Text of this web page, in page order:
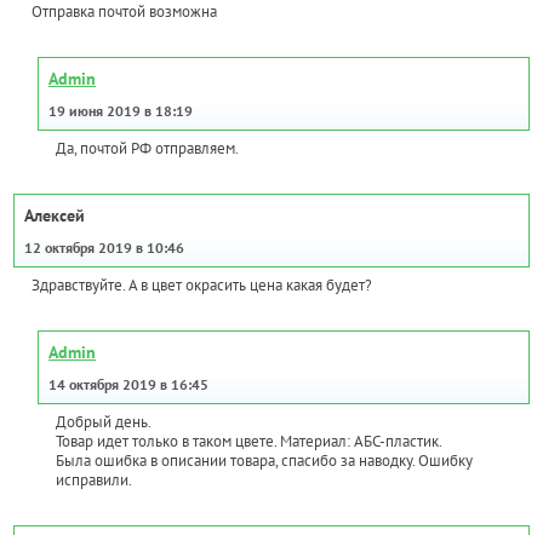
Отправка почтой возможна
Admin
19 июня 2019 в 18:19
Да, почтой РФ отправляем.
Алексей
12 октября 2019 в 10:46
Здравствуйте. А в цвет окрасить цена какая будет?
Admin
14 октября 2019 в 16:45
Добрый день.
Товар идет только в таком цвете. Материал: АБС-пластик.
Была ошибка в описании товара, спасибо за наводку. Ошибку
исправили.